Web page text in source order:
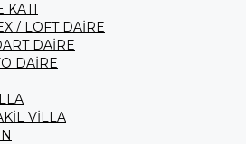
KATI
/ LOFT DAİRE
DAİRE
DAİRE
VİLLA